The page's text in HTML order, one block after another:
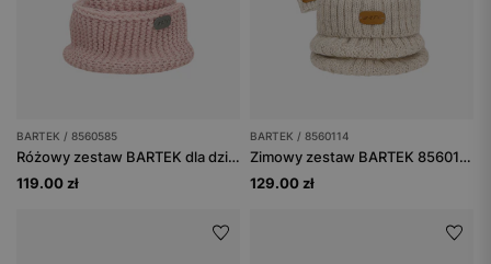
BARTEK / 8560585
Różowy zestaw BARTEK dla dziewczynki czapka z odblaskowym pomponem + komin
119.00 zł
BARTEK / 8560114
Zimowy zestaw BARTEK 85601-14 - czapka z pomponem + komin + rękawiczki
129.00 zł